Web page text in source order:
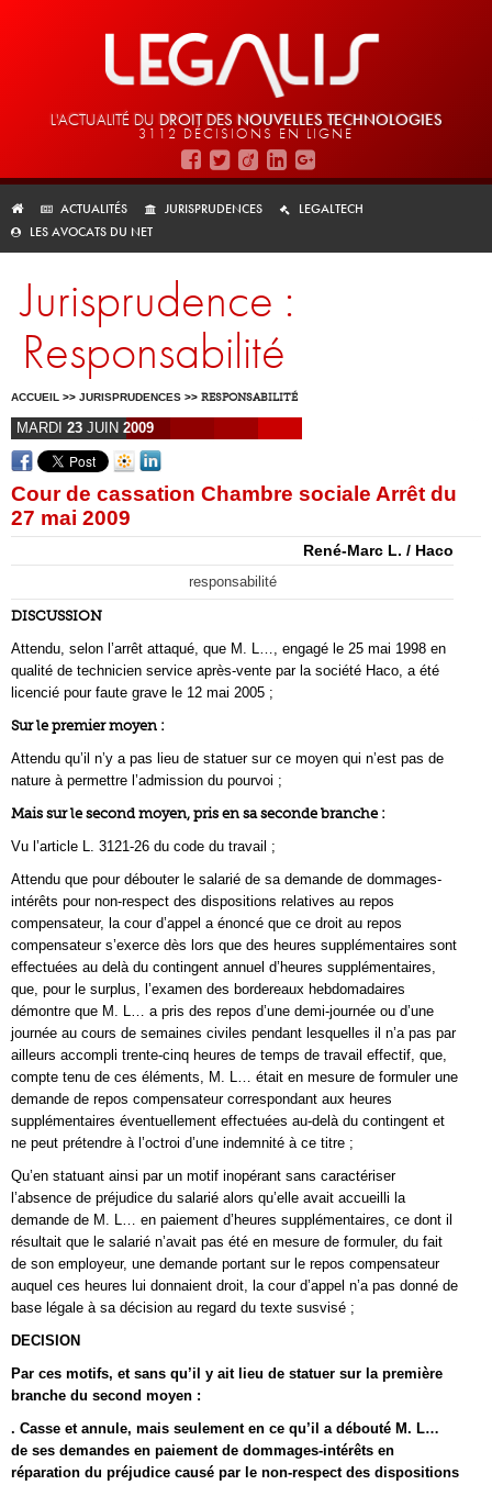
L'ACTUALITÉ DU DROIT DES NOUVELLES TECHNOLOGIES
3112 DÉCISIONS EN LIGNE
ACTUALITÉS JURISPRUDENCES
LEGALTECH
LES AVOCATS DU NET
Jurisprudence :
Responsabilité
ACCUEIL >> JURISPRUDENCES >> RESPONSABILITÉ
MARDI 23 JUIN 2009
Cour de cassation Chambre sociale Arrêt du
27 mai 2009
René-Marc L. / Haco
responsabilité
DISCUSSION
Attendu, selon l’arrêt attaqué, que M. L…, engagé le 25 mai 1998 en
qualité de technicien service après-vente par la société Haco, a été
licencié pour faute grave le 12 mai 2005 ;
Sur le premier moyen :
Attendu qu’il n’y a pas lieu de statuer sur ce moyen qui n’est pas de
nature à permettre l’admission du pourvoi ;
Mais sur le second moyen, pris en sa seconde branche :
Vu l’article L. 3121-26 du code du travail ;
Attendu que pour débouter le salarié de sa demande de dommages-
intérêts pour non-respect des dispositions relatives au repos
compensateur, la cour d’appel a énoncé que ce droit au repos
compensateur s’exerce dès lors que des heures supplémentaires sont
effectuées au delà du contingent annuel d’heures supplémentaires,
que, pour le surplus, l’examen des bordereaux hebdomadaires
démontre que M. L… a pris des repos d’une demi-journée ou d’une
journée au cours de semaines civiles pendant lesquelles il n’a pas par
ailleurs accompli trente-cinq heures de temps de travail effectif, que,
compte tenu de ces éléments, M. L… était en mesure de formuler une
demande de repos compensateur correspondant aux heures
supplémentaires éventuellement effectuées au-delà du contingent et
ne peut prétendre à l’octroi d’une indemnité à ce titre ;
Qu’en statuant ainsi par un motif inopérant sans caractériser
l’absence de préjudice du salarié alors qu’elle avait accueilli la
demande de M. L… en paiement d’heures supplémentaires, ce dont il
résultait que le salarié n’avait pas été en mesure de formuler, du fait
de son employeur, une demande portant sur le repos compensateur
auquel ces heures lui donnaient droit, la cour d’appel n’a pas donné de
base légale à sa décision au regard du texte susvisé ;
DECISION
Par ces motifs, et sans qu’il y ait lieu de statuer sur la première
branche du second moyen :
. Casse et annule, mais seulement en ce qu’il a débouté M. L…
de ses demandes en paiement de dommages-intérêts en
réparation du préjudice causé par le non-respect des dispositions